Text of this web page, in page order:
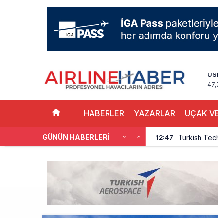
HABERLER YAZARLAR UÇAK
GÜNÜN HABERLERI 12:18 THY,
THY’nin
TOLUN
10:26 Türkiye’nin